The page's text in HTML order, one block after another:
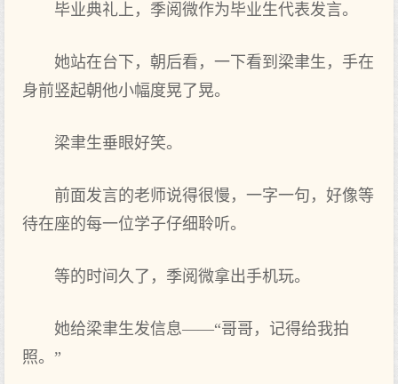
毕业典礼上，季阅微作为毕业生代表发言。
她站在台下，朝后看，一下看到梁聿生，手在
身前竖起朝他小幅度晃了晃。
梁聿生垂眼好笑。
前面发言的老师说得很慢，一字一句，好像等
待在座的每一位学子仔细聆听。
等的时间久了，季阅微拿出手机玩。
她给梁聿生发信息——“哥哥，记得给我拍
照。”